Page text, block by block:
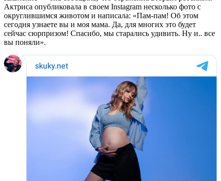
Актриса опубликовала в своем Instagram несколько фото с
округлившимся животом и написала: «Пам-пам! Об этом
сегодня узнаете вы и моя мама. Да, для многих это будет
сейчас сюрпризом! Спасибо, мы старались удивить. Ну и.. все
вы поняли».